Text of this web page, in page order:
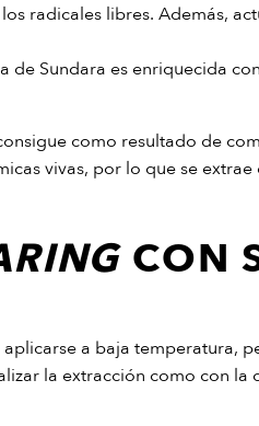
radicales libres. Además,
de Sundara es enriquecida
como resultado de
vivas, por lo que se
CON
aplicarse a baja temperatura,
la extracción como con